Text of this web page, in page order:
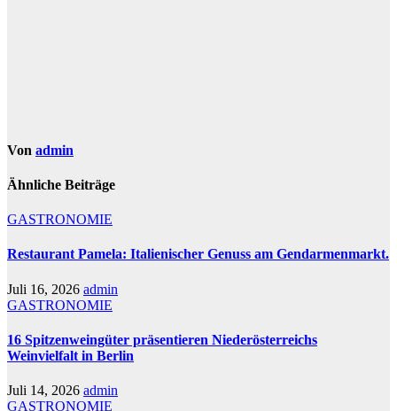
Von admin
Ähnliche Beiträge
GASTRONOMIE
Restaurant Pamela: Italienischer Genuss am Gendarmenmarkt.
Juli 16, 2026 admin
GASTRONOMIE
16 Spitzenweingüter präsentieren Niederösterreichs
Weinvielfalt in Berlin
Juli 14, 2026 admin
GASTRONOMIE